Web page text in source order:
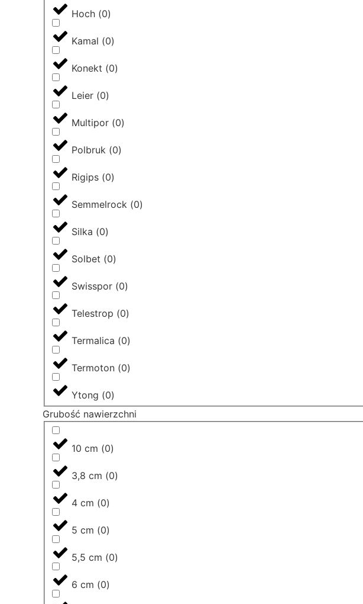
Hoch (0)
Kamal (0)
Konekt (0)
Leier (0)
Multipor (0)
Polbruk (0)
Rigips (0)
Semmelrock (0)
Silka (0)
Solbet (0)
Swisspor (0)
Telestrop (0)
Termalica (0)
Termoton (0)
Ytong (0)
Grubość nawierzchni
10 cm (0)
3,8 cm (0)
4 cm (0)
5 cm (0)
5,5 cm (0)
6 cm (0)